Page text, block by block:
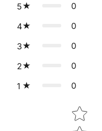
5 0
4 0
3 0
2 0
1 0
Star